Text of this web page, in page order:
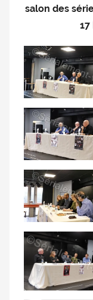
doublage
salon des